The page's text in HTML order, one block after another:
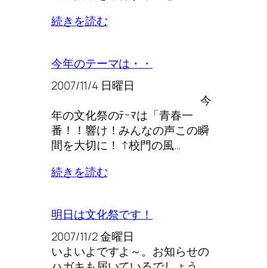
続きを読む
今年のテーマは・・
2007/11/4 日曜日
今
年の文化祭のﾃｰﾏは「青春一
番！！響け！みんなの声この瞬
間を大切に！ ↑校門の風…
続きを読む
明日は文化祭です！
2007/11/2 金曜日
いよいよですよ～。お知らせの